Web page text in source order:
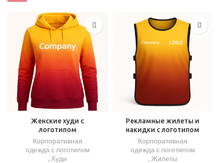
Женские худи с
логотипом
Корпоративная
одежда с логотипом
, Худи
Рекламные жилеты и
накидки с логотипом
Корпоративная
одежда с логотипом
, Жилеты